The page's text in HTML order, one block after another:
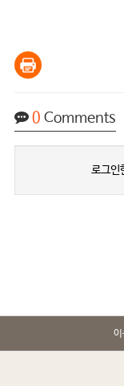
0 Comments
로그인
이